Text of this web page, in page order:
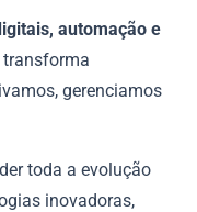
automação e
transforma
gerenciamos
toda a evolução
inovadoras,